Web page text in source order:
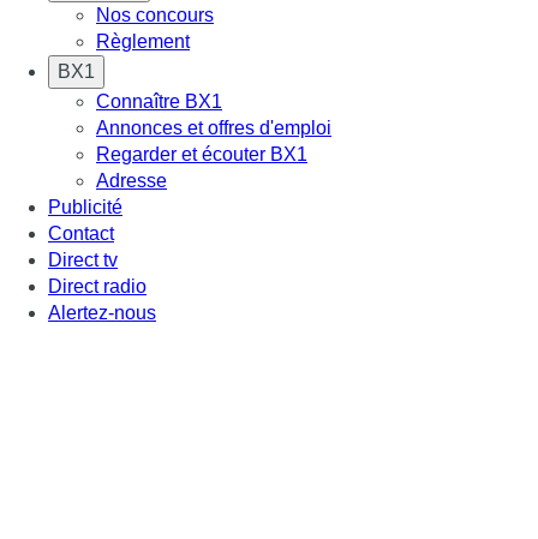
Nos concours
Règlement
BX1
Connaître BX1
Annonces et offres d'emploi
Regarder et écouter BX1
Adresse
Publicité
Contact
Direct tv
Direct radio
Alertez-nous